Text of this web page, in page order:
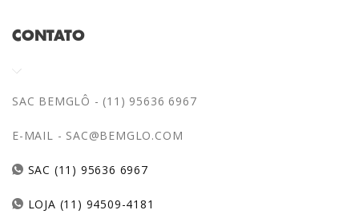
CONTATO
SAC BEMGLÔ - (11) 95636 6967
E-MAIL - SAC@BEMGLO.COM
SAC (11) 95636 6967
LOJA (11) 94509-4181